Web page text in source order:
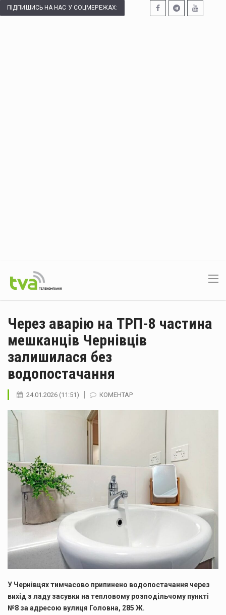
ПІДПИШИСЬ НА НАС У СОЦМЕРЕЖАХ:
Через аварію на ТРП-8 частина
мешканців Чернівців
залишилася без
водопостачання
24.01.2026 (11:51) КОМЕНТАР
У Чернівцях тимчасово припинено водопостачання через
вихід з ладу засувки на тепловому розподільчому пункті
№8 за адресою вулиця Головна, 285 Ж.